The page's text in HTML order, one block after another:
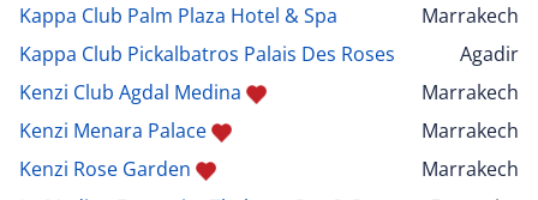
Kappa Club Palm Plaza Hotel & Spa
Marrakech
Kappa Club Pickalbatros Palais Des Roses
Agadir
Kenzi Club Agdal Medina
Marrakech
Kenzi Menara Palace
Marrakech
Kenzi Rose Garden
Marrakech